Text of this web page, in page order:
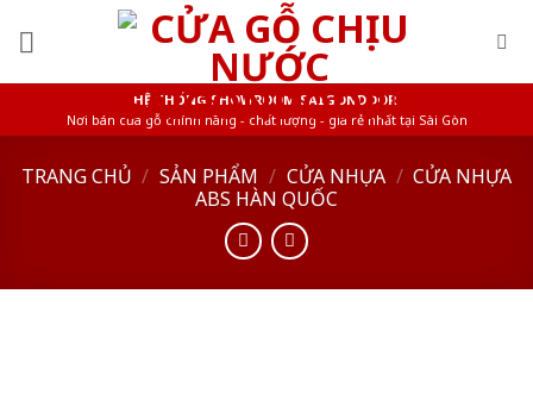
HỆ THỐNG SHOWROOM SAIGONDOOR
Nơi bán cửa gỗ chính hãng - chất lượng - giá rẻ nhất tại Sài Gòn
TRANG CHỦ / SẢN PHẨM / CỬA NHỰA / CỬA NHỰA
ABS HÀN QUỐC